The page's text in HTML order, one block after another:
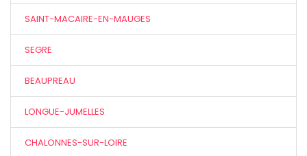
SAINT-MACAIRE-EN-MAUGES
SEGRE
BEAUPREAU
LONGUE-JUMELLES
CHALONNES-SUR-LOIRE